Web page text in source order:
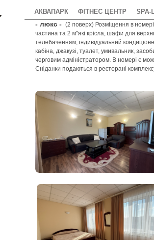
АКВАПАРК ФІТНЕС ЦЕНТР
- люкс - (2 поверх) Розміщення в
частина та 2 м"які крісла, шафи для
телебаченням, індивідуальний
кабіна, джакузі, туалет, умивальник,
черговим адміністратором. В номері є
Сніданки подаються в ресторані